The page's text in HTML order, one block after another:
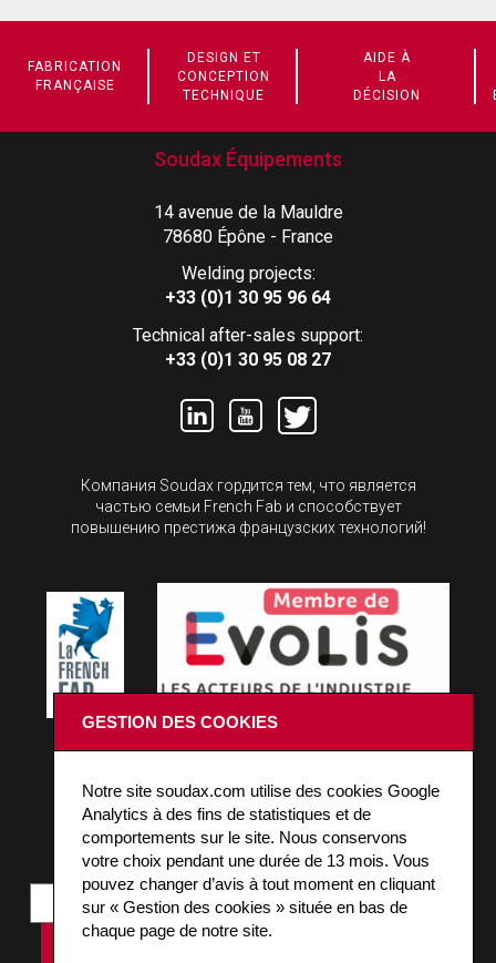
FABRICATION
FRANÇAISE
DESIGN ET
CONCEPTION
TECHNIQUE
AIDE À
LA
DÉCISION
Soudax Équipements
14 avenue de la Mauldre
78680 Épône - France
Welding projects:
+33 (0)1 30 95 96 64
Technical after-sales support:
+33 (0)1 30 95 08 27
Компания Soudax гордится тем, что является
частью семьи French Fab и способствует
повышению престижа французских технологий!
ОСТАЕМСЯ НА СВЯЗИ!
Inscrivez-vous à notre news pour être informé des
actualités Soudax.
GESTION DES COOKIES
Notre site soudax.com utilise des cookies Google
Analytics à des fins de statistiques et de
comportements sur le site. Nous conservons
votre choix pendant une durée de 13 mois. Vous
pouvez changer d’avis à tout moment en cliquant
sur « Gestion des cookies » située en bas de
chaque page de notre site.